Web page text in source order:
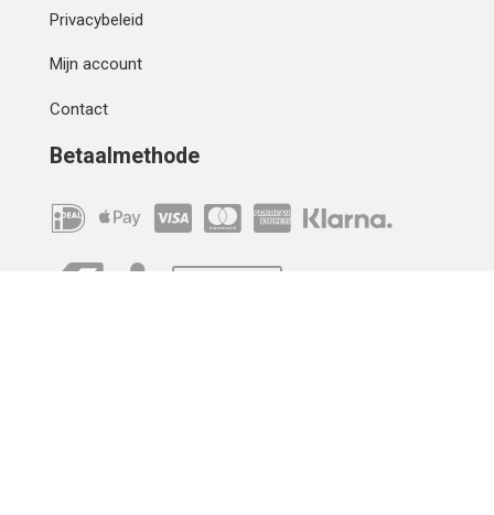
Privacybeleid
Mijn account
Contact
Betaalmethode